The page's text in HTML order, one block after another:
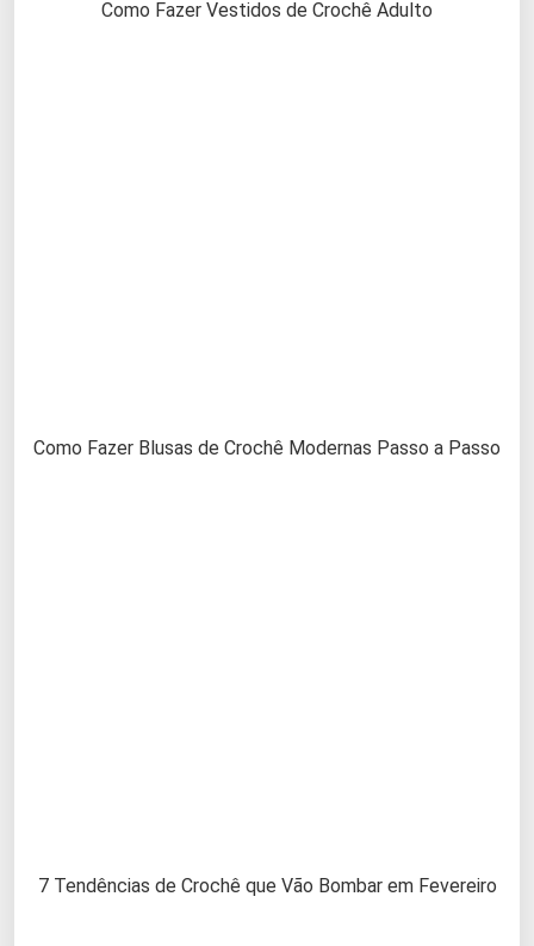
Como Fazer Vestidos de Crochê Adulto
Como Fazer Blusas de Crochê Modernas Passo a Passo
7 Tendências de Crochê que Vão Bombar em Fevereiro